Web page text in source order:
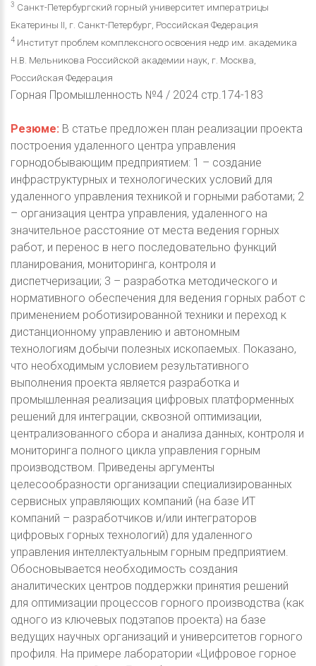
3 Санкт-Петербургский горный университет императрицы
Екатерины II, г. Санкт-Петербург, Российская Федерация
4 Институт проблем комплексного освоения недр им. академика
Н.В. Мельникова Российской академии наук, г. Москва,
Российская Федерация
Горная Промышленность №4 / 2024 стр.174-183
Резюме: В статье предложен план реализации проекта
построения удаленного центра управления
горнодобывающим предприятием: 1 – создание
инфраструктурных и технологических условий для
удаленного управления техникой и горными работами; 2
– организация центра управления, удаленного на
значительное расстояние от места ведения горных
работ, и перенос в него последовательно функций
планирования, мониторинга, контроля и
диспетчеризации; 3 – разработка методического и
нормативного обеспечения для ведения горных работ с
применением роботизированной техники и переход к
дистанционному управлению и автономным
технологиям добычи полезных ископаемых. Показано,
что необходимым условием результативного
выполнения проекта является разработка и
промышленная реализация цифровых платформенных
решений для интеграции, сквозной оптимизации,
централизованного сбора и анализа данных, контроля и
мониторинга полного цикла управления горным
производством. Приведены аргументы
целесообразности организации специализированных
сервисных управляющих компаний (на базе ИТ
компаний – разработчиков и/или интеграторов
цифровых горных технологий) для удаленного
управления интеллектуальным горным предприятием.
Обосновывается необходимость создания
аналитических центров поддержки принятия решений
для оптимизации процессов горного производства (как
одного из ключевых подэтапов проекта) на базе
ведущих научных организаций и университетов горного
профиля. На примере лаборатории «Цифровое горное